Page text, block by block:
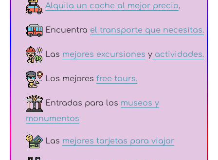
Alquila un coche al mejor precio.
Encuentra el transporte que necesitas.
Las mejores excursiones y actividades.
Los mejores free tours.
Entradas para los museos y
monumentos
Las mejores tarjetas para viajar